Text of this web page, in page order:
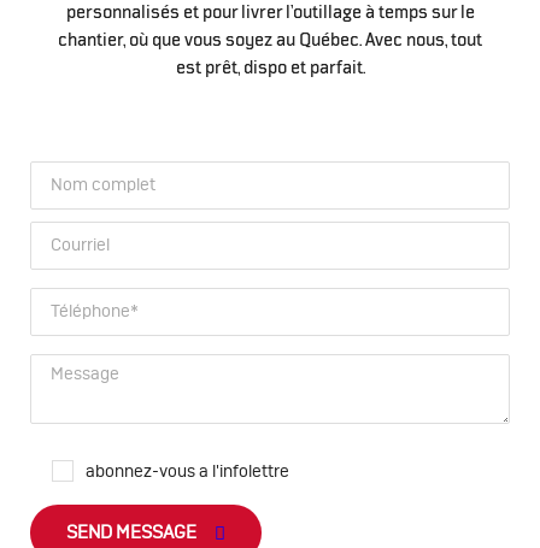
personnalisés et pour livrer l’outillage à temps sur le
chantier, où que vous soyez au Québec. Avec nous, tout
est prêt, dispo et parfait.
abonnez-vous a l'infolettre
SEND MESSAGE